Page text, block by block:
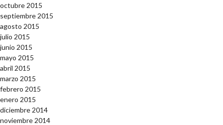
octubre 2015
septiembre 2015
agosto 2015
julio 2015
junio 2015
mayo 2015
abril 2015
marzo 2015
febrero 2015
enero 2015
diciembre 2014
noviembre 2014